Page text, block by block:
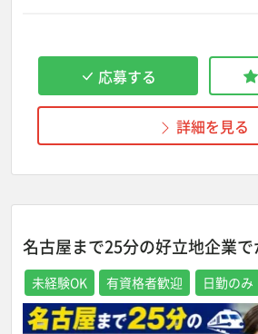
応募する
詳細を見る
名古屋まで25分の好立地企業
未経験OK 有資格者歓迎 日勤のみ